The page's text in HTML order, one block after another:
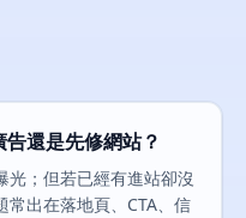
還是先修網站？
光；但若已經有進站卻沒
常出在落地頁、CTA、信